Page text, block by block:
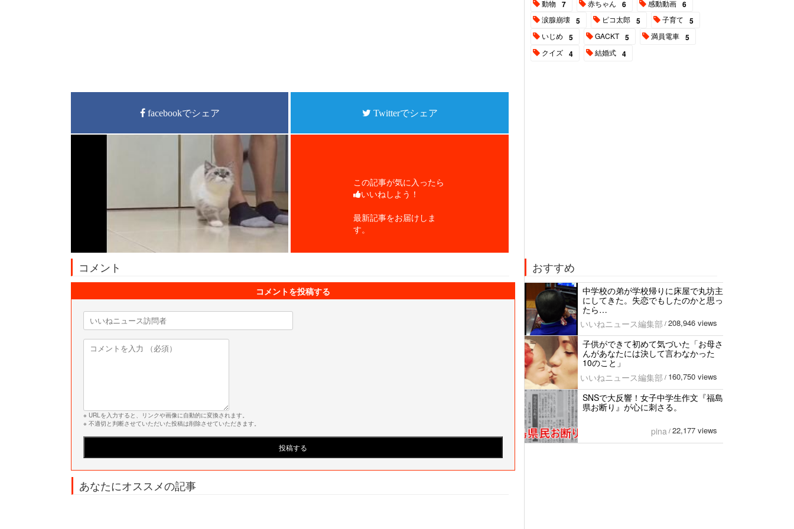
facebookでシェア Twitterでシェア
この記事が気に入ったら
いいねしよう！
最新記事をお届けしま
す。
コメント
コメントを投稿する
※ URLを入力すると、リンクや画像に自動的に変換されます。
※ 不適切と判断させていただいた投稿は削除させていただきます。
あなたにオススメの記事
動物 7 赤ちゃん 6 感動動画 6
涙腺崩壊 5 ピコ太郎 5 子育て 5
いじめ 5 GACKT 5 満員電車 5
クイズ 4 結婚式 4
おすすめ
中学校の弟が学校帰りに床屋で丸坊主
にしてきた。失恋でもしたのかと思っ
たら…
いいねニュース編集部 / 208,946 views
子供ができて初めて気づいた「お母さ
んがあなたには決して言わなかった
10のこと」
いいねニュース編集部 / 160,750 views
SNSで大反響！女子中学生作文『福島
県お断り』が心に刺さる。
pina / 22,177 views